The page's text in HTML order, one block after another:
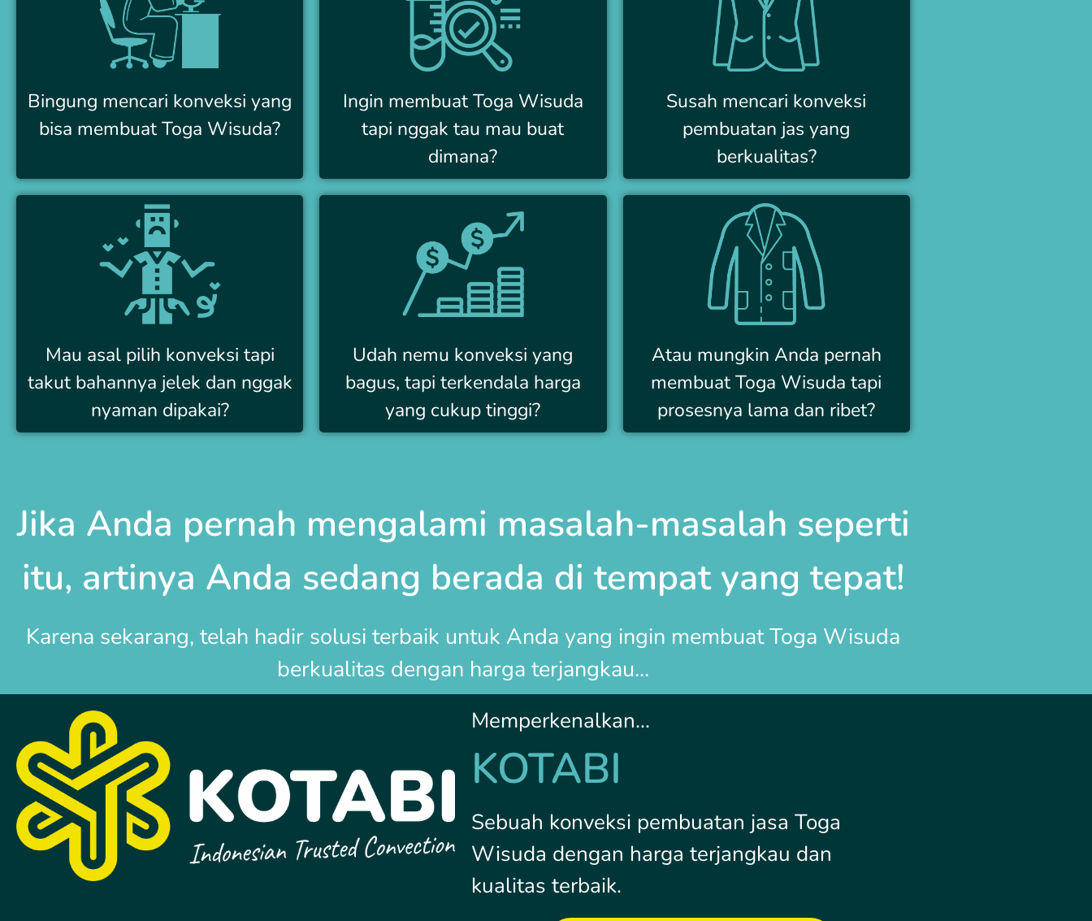
Bingung mencari konveksi yang
bisa membuat Toga Wisuda?
Ingin membuat Toga Wisuda
tapi nggak tau mau buat
dimana?
Susah mencari konveksi
pembuatan jas yang
berkualitas?
Mau asal pilih konveksi tapi
takut bahannya jelek dan nggak
nyaman dipakai?
Udah nemu konveksi yang
bagus, tapi terkendala harga
yang cukup tinggi?
Atau mungkin Anda pernah
membuat Toga Wisuda tapi
prosesnya lama dan ribet?
Jika Anda pernah mengalami masalah-masalah seperti
itu, artinya Anda sedang berada di tempat yang tepat!
Karena sekarang, telah hadir solusi terbaik untuk Anda yang ingin membuatToga Wisuda
berkualitas dengan harga terjangkau...
Memperkenalkan...
KOTABI
Sebuah konveksi pembuatan jasa Toga
Wisuda dengan harga terjangkau dan
kualitas terbaik.